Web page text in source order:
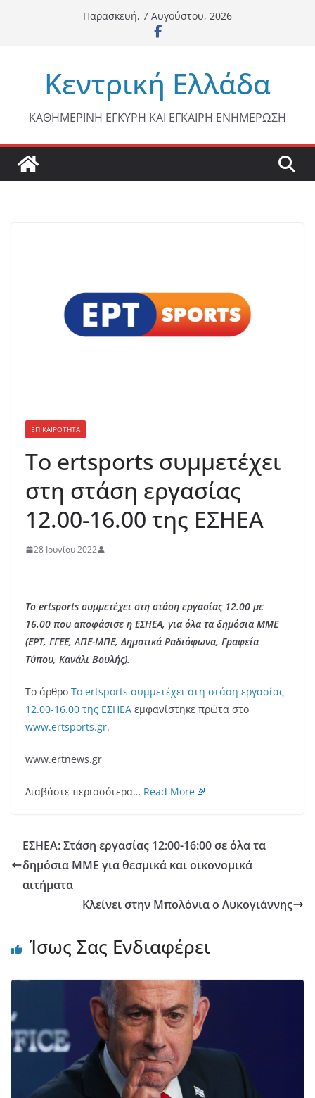
Παρασκευή, 7 Αυγούστου, 2026
Κεντρική Ελλάδα
ΚΑΘΗΜΕΡΙΝΗ ΕΓΚΥΡΗ ΚΑΙ ΕΓΚΑΙΡΗ ΕΝΗΜΕΡΩΣΗ
ΕΠΙΚΑΙΡΟΤΗΤΑ
Tο ertsports συμμετέχει
στη στάση εργασίας
12.00-16.00 της ΕΣΗΕΑ
28 Ιουνίου 2022
Το ertsports συμμετέχει στη στάση εργασίας 12.00 με
16.00 που αποφάσισε η ΕΣΗΕΑ, για όλα τα δημόσια ΜΜΕ
(ΕΡΤ, ΓΓΕΕ, ΑΠΕ-ΜΠΕ, Δημοτικά Ραδιόφωνα, Γραφεία
Τύπου, Κανάλι Βουλής).
Το άρθρο Tο ertsports συμμετέχει στη στάση εργασίας
12.00-16.00 της ΕΣΗΕΑ εμφανίστηκε πρώτα στο
www.ertsports.gr.
www.ertnews.gr
Διαβάστε περισσότερα… Read More
ΕΣΗΕΑ: Στάση εργασίας 12:00-16:00 σε όλα τα
δημόσια ΜΜΕ για θεσμικά και οικονομικά
αιτήματα
Κλείνει στην Μπολόνια ο Λυκογιάννης
Ίσως Σας Ενδιαφέρει